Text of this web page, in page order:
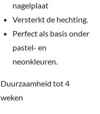
nagelplaat
Versterkt de hechting.
Perfect als basis onder
pastel- en
neonkleuren.
Duurzaamheid tot 4
weken